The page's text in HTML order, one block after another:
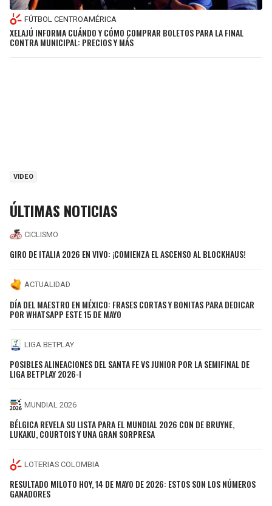
FÚTBOL CENTROAMÉRICA
XELAJÚ INFORMA CUÁNDO Y CÓMO COMPRAR BOLETOS PARA LA FINAL
CONTRA MUNICIPAL: PRECIOS Y MÁS
VIDEO
ÚLTIMAS NOTICIAS
CICLISMO
GIRO DE ITALIA 2026 EN VIVO: ¡COMIENZA EL ASCENSO AL BLOCKHAUS!
ACTUALIDAD
DÍA DEL MAESTRO EN MÉXICO: FRASES CORTAS Y BONITAS PARA DEDICAR
POR WHATSAPP ESTE 15 DE MAYO
LIGA BETPLAY
POSIBLES ALINEACIONES DEL SANTA FE VS JUNIOR POR LA SEMIFINAL DE
LIGA BETPLAY 2026-I
MUNDIAL 2026
BÉLGICA REVELA SU LISTA PARA EL MUNDIAL 2026 CON DE BRUYNE,
LUKAKU, COURTOIS Y UNA GRAN SORPRESA
LOTERIAS COLOMBIA
RESULTADO MILOTO HOY, 14 DE MAYO DE 2026: ESTOS SON LOS NÚMEROS
GANADORES